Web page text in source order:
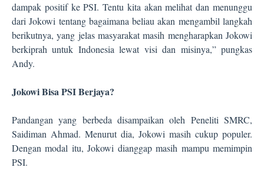
dampak positif ke PSI. Tentu kita akan melihat dan menunggu
dari Jokowi tentang bagaimana beliau akan mengambil langkah
berikutnya, yang jelas masyarakat masih mengharapkan Jokowi
berkiprah untuk Indonesia lewat visi dan misinya,” pungkas
Andy.
Jokowi Bisa PSI Berjaya?
Pandangan yang berbeda disampaikan oleh Peneliti SMRC,
Saidiman Ahmad. Menurut dia, Jokowi masih cukup populer.
Dengan modal itu, Jokowi dianggap masih mampu memimpin
PSI.